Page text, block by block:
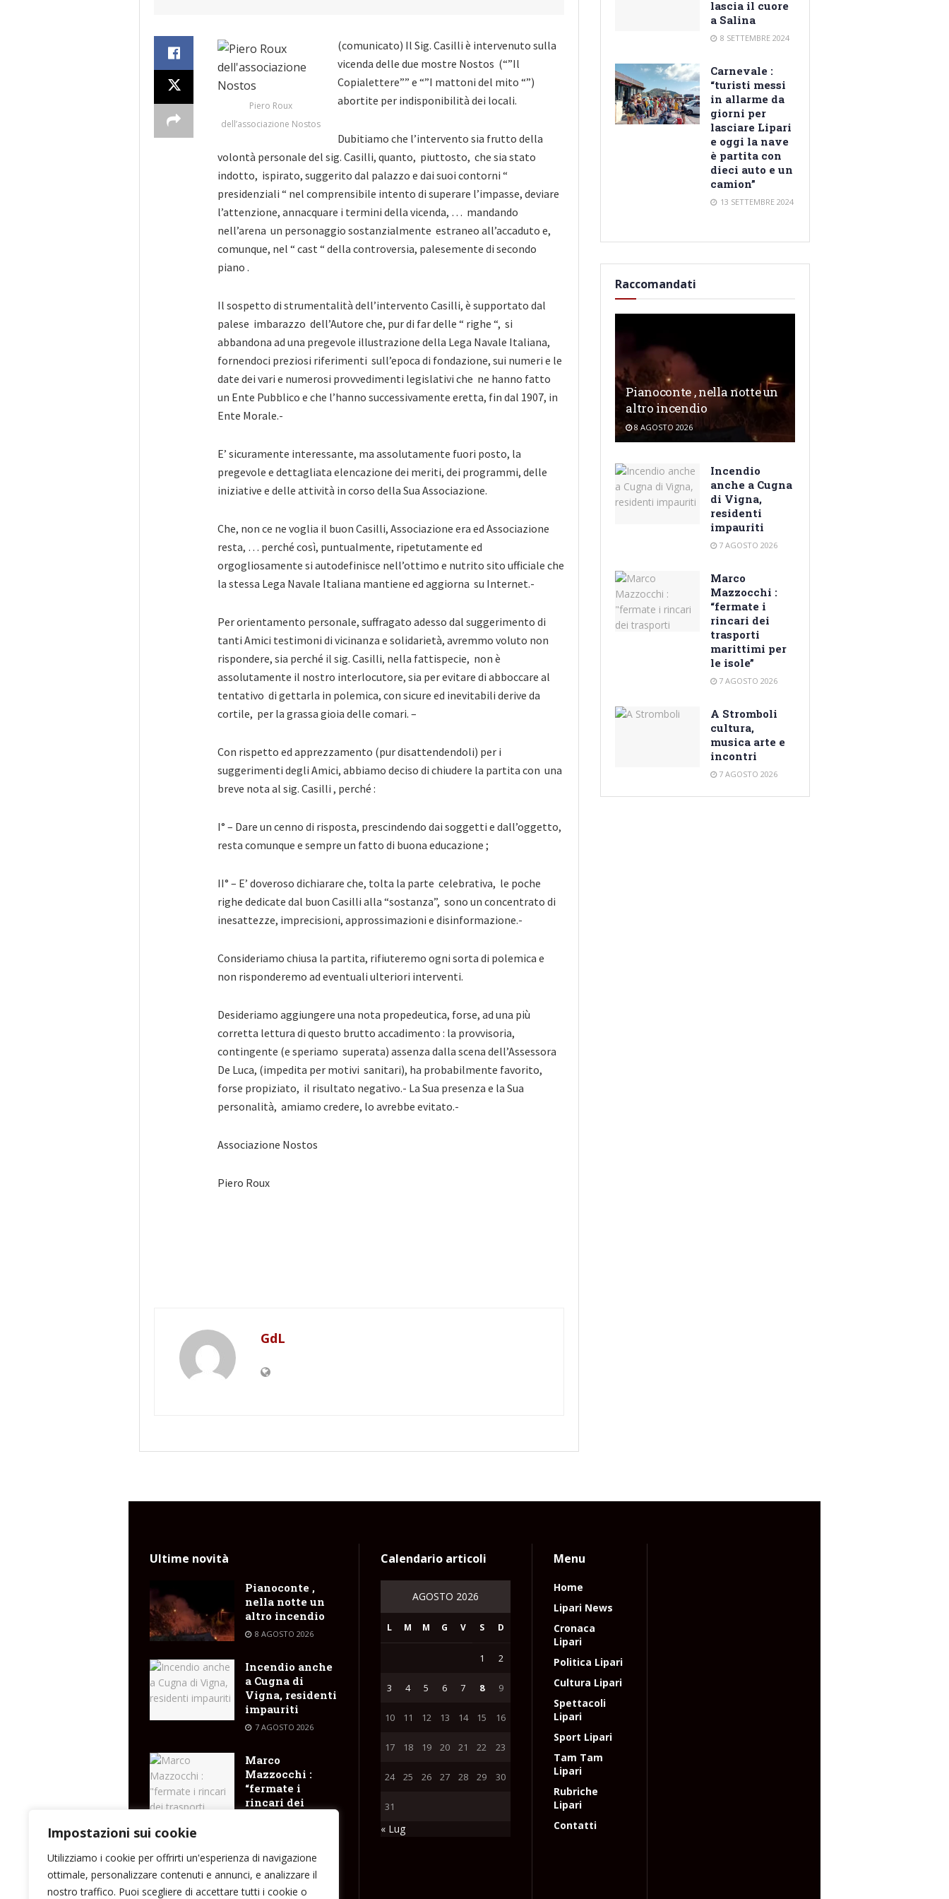
Impostazioni sui cookie
Utilizziamo i cookie per offrirti un'esperienza di navigazione
ottimale, personalizzare contenuti e annunci, e analizzare il
nostro traffico. Puoi scegliere di accettare tutti i cookie o
Piero Roux
dell’associazione Nostos
(comunicato) Il Sig. Casilli è intervenuto sulla
vicenda delle due mostre Nostos (“”Il
Copialettere”” e “”I mattoni del mito “”)
abortite per indisponibilità dei locali.
Dubitiamo che l’intervento sia frutto della
volontà personale del sig. Casilli, quanto, piuttosto, che sia stato
indotto, ispirato, suggerito dal palazzo e dai suoi contorni “
presidenziali “ nel comprensibile intento di superare l’impasse, deviare
l’attenzione, annacquare i termini della vicenda, … mandando
nell’arena un personaggio sostanzialmente estraneo all’accaduto e,
comunque, nel “ cast “ della controversia, palesemente di secondo
piano .
Il sospetto di strumentalità dell’intervento Casilli, è supportato dal
palese imbarazzo dell’Autore che, pur di far delle “ righe “, si
abbandona ad una pregevole illustrazione della Lega Navale Italiana,
fornendoci preziosi riferimenti sull’epoca di fondazione, sui numeri e le
date dei vari e numerosi provvedimenti legislativi che ne hanno fatto
un Ente Pubblico e che l’hanno successivamente eretta, fin dal 1907, in
Ente Morale.-
E’ sicuramente interessante, ma assolutamente fuori posto, la
pregevole e dettagliata elencazione dei meriti, dei programmi, delle
iniziative e delle attività in corso della Sua Associazione.
Che, non ce ne voglia il buon Casilli, Associazione era ed Associazione
resta, … perché così, puntualmente, ripetutamente ed
orgogliosamente si autodefinisce nell’ottimo e nutrito sito ufficiale che
la stessa Lega Navale Italiana mantiene ed aggiorna su Internet.-
Per orientamento personale, suffragato adesso dal suggerimento di
tanti Amici testimoni di vicinanza e solidarietà, avremmo voluto non
rispondere, sia perché il sig. Casilli, nella fattispecie, non è
assolutamente il nostro interlocutore, sia per evitare di abboccare al
tentativo di gettarla in polemica, con sicure ed inevitabili derive da
cortile, per la grassa gioia delle comari. –
Con rispetto ed apprezzamento (pur disattendendoli) per i
suggerimenti degli Amici, abbiamo deciso di chiudere la partita con una
breve nota al sig. Casilli , perché :
I° – Dare un cenno di risposta, prescindendo dai soggetti e dall’oggetto,
resta comunque e sempre un fatto di buona educazione ;
II° – E’ doveroso dichiarare che, tolta la parte celebrativa, le poche
righe dedicate dal buon Casilli alla “sostanza”, sono un concentrato di
inesattezze, imprecisioni, approssimazioni e disinformazione.-
Consideriamo chiusa la partita, rifiuteremo ogni sorta di polemica e
non risponderemo ad eventuali ulteriori interventi.
Desideriamo aggiungere una nota propedeutica, forse, ad una più
corretta lettura di questo brutto accadimento : la provvisoria,
contingente (e speriamo superata) assenza dalla scena dell’Assessora
De Luca, (impedita per motivi sanitari), ha probabilmente favorito,
forse propiziato, il risultato negativo.- La Sua presenza e la Sua
personalità, amiamo credere, lo avrebbe evitato.-
Associazione Nostos
Piero Roux
GdL
lascia il cuore
a Salina
8 SETTEMBRE 2024
Carnevale :
“turisti messi
in allarme da
giorni per
lasciare Lipari
e oggi la nave
è partita con
dieci auto e un
camion”
13 SETTEMBRE 2024
Raccomandati
Pianoconte , nella notte un
altro incendio
8 AGOSTO 2026
Incendio
anche a Cugna
di Vigna,
residenti
impauriti
7 AGOSTO 2026
Marco
Mazzocchi :
“fermate i
rincari dei
trasporti
marittimi per
le isole”
7 AGOSTO 2026
A Stromboli
cultura,
musica arte e
incontri
7 AGOSTO 2026
Ultime novità
Pianoconte ,
nella notte un
altro incendio
8 AGOSTO 2026
Incendio anche
a Cugna di
Vigna, residenti
impauriti
7 AGOSTO 2026
Marco
Mazzocchi :
“fermate i
rincari dei
7 AGOSTO 2026
Calendario articoli
AGOSTO 2026
L M M G V S D
1 2
3 4 5 6 7 8 9
10 11 12 13 14 15 16
17 18 19 20 21 22 23
24 25 26 27 28 29 30
31
« Lug
Menu
Home
Lipari News
Cronaca
Lipari
Politica Lipari
Cultura Lipari
Spettacoli
Lipari
Sport Lipari
Tam Tam
Lipari
Rubriche
Lipari
Contatti